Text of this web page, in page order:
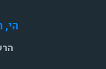
הי,